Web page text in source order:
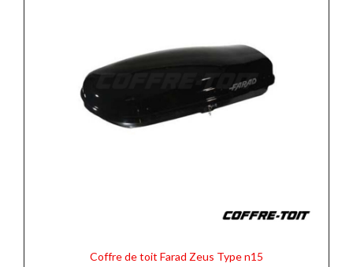
Coffre de toit Farad Zeus Type n15